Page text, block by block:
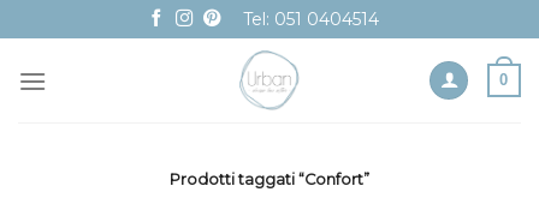
to
content
Tel: 051 0404514
0
Prodotti taggati “Confort”